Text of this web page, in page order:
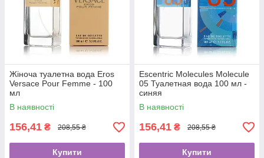
Жіноча туалетна вода Eros
Versace Pour Femme - 100
мл
В наявності
156,41 ₴ 208,55 ₴
Купити
Escentric Molecules Molecule
05 Туалетная вода 100 мл -
синяя
В наявності
156,41 ₴ 208,55 ₴
Купити